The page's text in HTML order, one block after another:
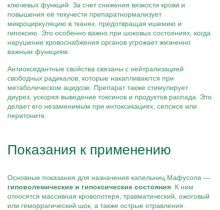
ключевых функций. За счет снижения вязкости крови и
повышения её текучести препаратнормализует
микроциркуляцию в тканях, предотвращая ишемию и
гипоксию. Это особенно важно при шоковых состояниях, когда
нарушение кровоснабжения органов угрожает жизненно
важным функциям.
Антиоксидантные свойства связаны с нейтрализацией
свободных радикалов, которые накапливаются при
метаболическом ацидозе. Препарат также стимулирует
диурез, ускоряя выведение токсинов и продуктов распада. Это
делает его незаменимым при интоксикациях, сепсисе или
перитоните.
Показания к применению
Основные показания для назначения капельниц Мафусола —
гиповолемические и гипоксические состояния . К ним
относятся массивная кровопотеря, травматический, ожоговый
или геморрагический шок, а также острые отравления.